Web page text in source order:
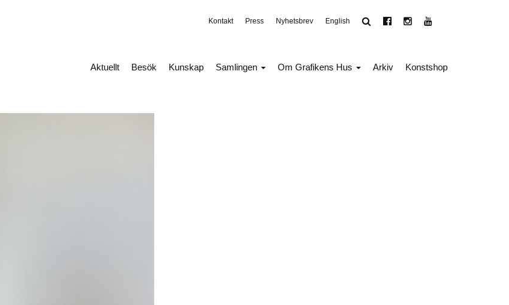
Nyhetsbrev English
Kontakt Press
Aktuellt Besök Kunskap Samlingen Om Grafikens Hus Arkiv Konstshop